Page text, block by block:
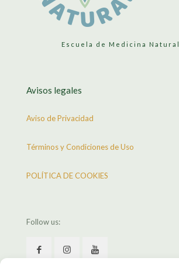
Escuela de Medicina Natural
Avisos legales
Aviso de Privacidad
Términos y Condiciones de Uso
POLÍTICA DE COOKIES
Follow us: